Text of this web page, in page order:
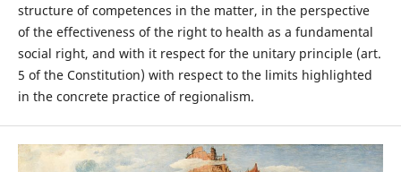
structure of competences in the matter, in the perspective
of the effectiveness of the right to health as a fundamental
social right, and with it respect for the unitary principle (art.
5 of the Constitution) with respect to the limits highlighted
in the concrete practice of regionalism.